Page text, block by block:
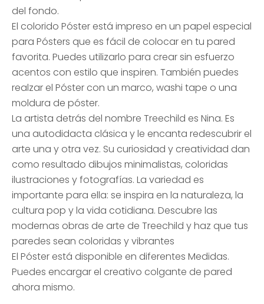
del fondo.
El colorido Póster está impreso en un papel especial
para Pósters que es fácil de colocar en tu pared
favorita. Puedes utilizarlo para crear sin esfuerzo
acentos con estilo que inspiren. También puedes
realzar el Póster con un marco, washi tape o una
moldura de póster.
La artista detrás del nombre Treechild es Nina. Es
una autodidacta clásica y le encanta redescubrir el
arte una y otra vez. Su curiosidad y creatividad dan
como resultado dibujos minimalistas, coloridas
ilustraciones y fotografías. La variedad es
importante para ella: se inspira en la naturaleza, la
cultura pop y la vida cotidiana. Descubre las
modernas obras de arte de Treechild y haz que tus
paredes sean coloridas y vibrantes
El Póster está disponible en diferentes Medidas.
Puedes encargar el creativo colgante de pared
ahora mismo.